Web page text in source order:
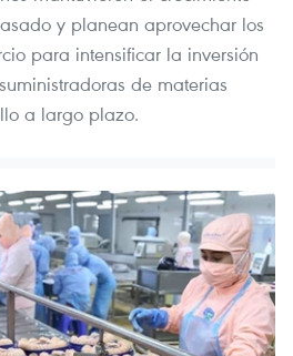
y planean aprovechar los
para intensificar la inversión
de materias
a largo plazo.